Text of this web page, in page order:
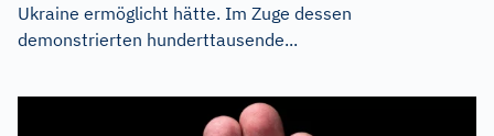
Ukraine ermöglicht hätte. Im Zuge dessen
demonstrierten hunderttausende...